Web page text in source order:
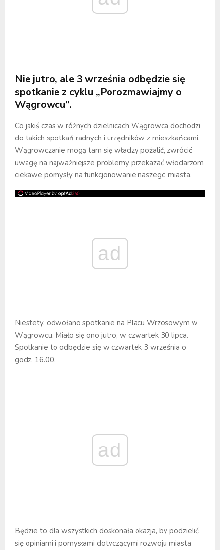
Nie jutro, ale 3 września odbędzie się
spotkanie z cyklu „Porozmawiajmy o
Wągrowcu”.
Co jakiś czas w różnych dzielnicach Wągrowca dochodzi
do takich spotkań radnych i urzędników z mieszkańcami.
Wągrowczanie mogą tam się władzy pożalić, zwrócić
uwagę na najważniejsze problemy przekazać włodarzom
ciekawe pomysły na funkcjonowanie naszego miasta.
ad
Niestety, odwołano spotkanie na Placu Wrzosowym w
Wągrowcu. Miało się ono jutro, w czwartek 30 lipca.
Spotkanie to odbędzie się w czwartek 3 września o
godz. 16.00.
ad
Będzie to dla wszystkich doskonała okazja, by podzielić
się opiniami i pomysłami dotyczącymi rozwoju miasta